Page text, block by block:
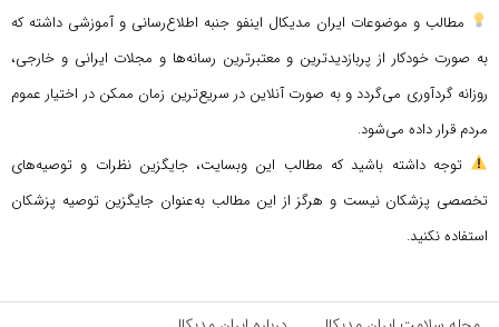
مطالب و موضوعات ایران مدیکال اینفو جنبه اطلاع‌رسانی و آموزشی داشته که
به صورت خودکار از پربازدیدترین و معتبرترین رسانه‌ها و مجلات ایرانی و خارجی،
روزانه گردآوری می‌گردد و به صورت آنلاین در سریع‌ترین زمان ممکن در اختیار عموم
مردم قرار داده می‌شود.
توجه داشته باشید که مطالب این وبسایت، جایگزین نظرات و توصیه‌های
تخصصی پزشکان نیست و هرگز از این مطالب به‌عنوان جایگزین توصیه پزشکان
استفاده نکنید.